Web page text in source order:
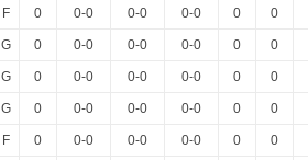
F 0 0-0 0-0 0-0 0 0
G 0 0-0 0-0 0-0 0 0
G 0 0-0 0-0 0-0 0 0
G 0 0-0 0-0 0-0 0 0
F 0 0-0 0-0 0-0 0 0